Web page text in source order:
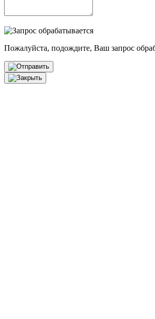
Пожалуйста, подождите, Ваш запрос